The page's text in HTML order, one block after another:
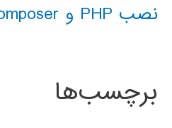
نصب PHP و composer در ویندوز 10
برچسب‌ها